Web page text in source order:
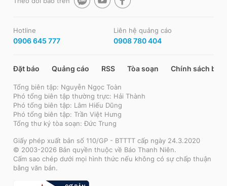
Hotline
0906 645 777
Liên hệ quảng cáo
0908 780 404
Đặt báo Quảng cáo RSS Tòa soạn Chính sách bảo
Tổng biên tập: Nguyễn Ngọc Toàn
Phó tổng biên tập thường trực: Hải Thành
Phó tổng biên tập: Lâm Hiếu Dũng
Phó tổng biên tập: Trần Việt Hưng
Tổng thư ký tòa soạn: Đức Trung
Giấy phép xuất bản số 110/GP - BTTTT cấp ngày 24.3.2020
© 2003-2026 Bản quyền thuộc về Báo Thanh Niên.
Cấm sao chép dưới mọi hình thức nếu không có sự chấp thuận
bằng văn bản.